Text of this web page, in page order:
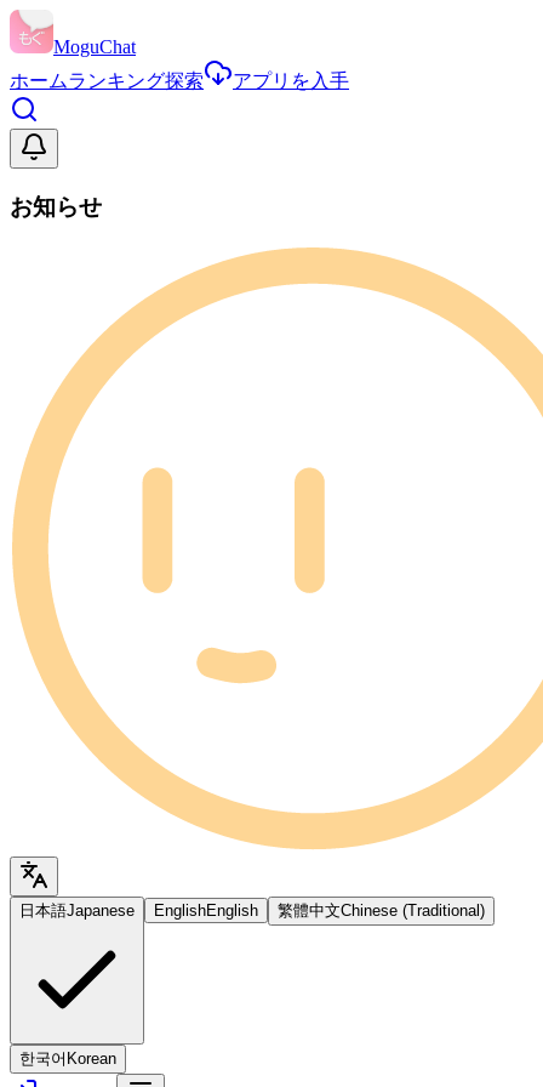
MoguChat
ホームランキング探索 アプリを入手
お知らせ
日本語Japanese EnglishEnglish 繁體中文Chinese (Traditional)
한국어 Korean